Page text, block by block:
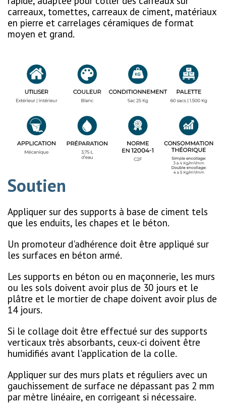
carreaux, tomettes, carreaux de ciment, matériaux
en pierre et carrelages céramiques de format
moyen et grand.
Soutien
Appliquer sur des supports à base de ciment tels
que les enduits, les chapes et le béton.
Un promoteur d'adhérence doit être appliqué sur
les surfaces en béton armé.
Les supports en béton ou en maçonnerie, les murs
ou les sols doivent avoir plus de 30 jours et le
plâtre et le mortier de chape doivent avoir plus de
14 jours.
Si le collage doit être effectué sur des supports
verticaux très absorbants, ceux-ci doivent être
humidifiés avant l'application de la colle.
Appliquer sur des murs plats et réguliers avec un
gauchissement de surface ne dépassant pas 2 mm
par mètre linéaire, en corrigeant si nécessaire.